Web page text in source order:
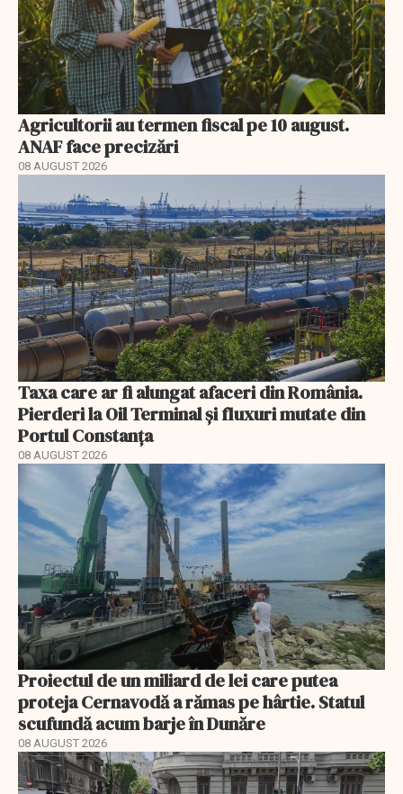
Agricultorii au termen fiscal pe 10 august.
ANAF face precizări
08 AUGUST 2026
Taxa care ar fi alungat afaceri din România.
Pierderi la Oil Terminal și fluxuri mutate din
Portul Constanța
08 AUGUST 2026
Proiectul de un miliard de lei care putea
proteja Cernavodă a rămas pe hârtie. Statul
scufundă acum barje în Dunăre
08 AUGUST 2026